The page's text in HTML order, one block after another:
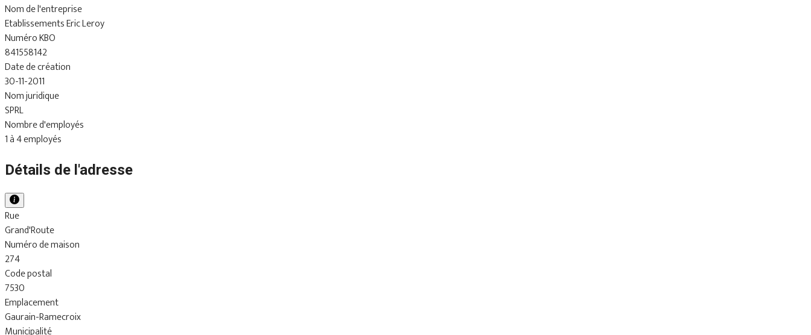
Nom de l'entreprise
Etablissements Eric Leroy
Numéro KBO
841558142
Date de création
30-11-2011
Nom juridique
SPRL
Nombre d'employés
1 à 4 employés
Détails de l'adresse
Rue
Grand'Route
Numéro de maison
274
Code postal
7530
Emplacement
Gaurain-Ramecroix
Municipalité